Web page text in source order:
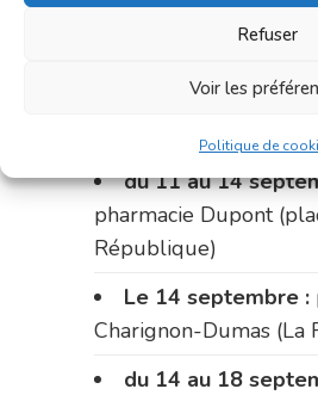
Refuser
Voir les
Politique de
Fouillade)
pharmacie Carnus
du 11 au 14
pharmacie Dupont
République)
Le 14 septembre :
Charignon-Dumas (La
du 14 au 18